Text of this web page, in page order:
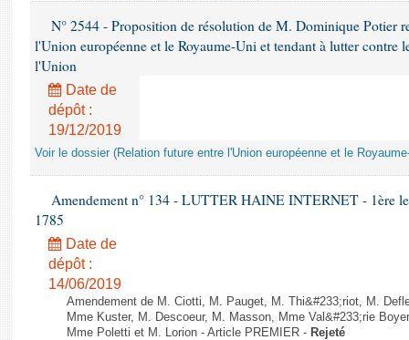
N° 2544 - Proposition de résolution de M. Dominique Potier
l'Union européenne et le Royaume-Uni et tendant à lutter contre
l'Union
Date de
dépôt :
19/12/2019
Voir le dossier (Relation future entre l'Union européenne et le
Amendement n° 134 - LUTTER HAINE INTERNET - 1ère
1785
Date de
dépôt :
14/06/2019
Amendement de M. Ciotti, M. Pauget, M. Thi&#233;riot, M.
Mme Kuster, M. Descoeur, M. Masson, Mme Val&#233;rie
Mme Poletti et M. Lorion - Article PREMIER - Rejeté